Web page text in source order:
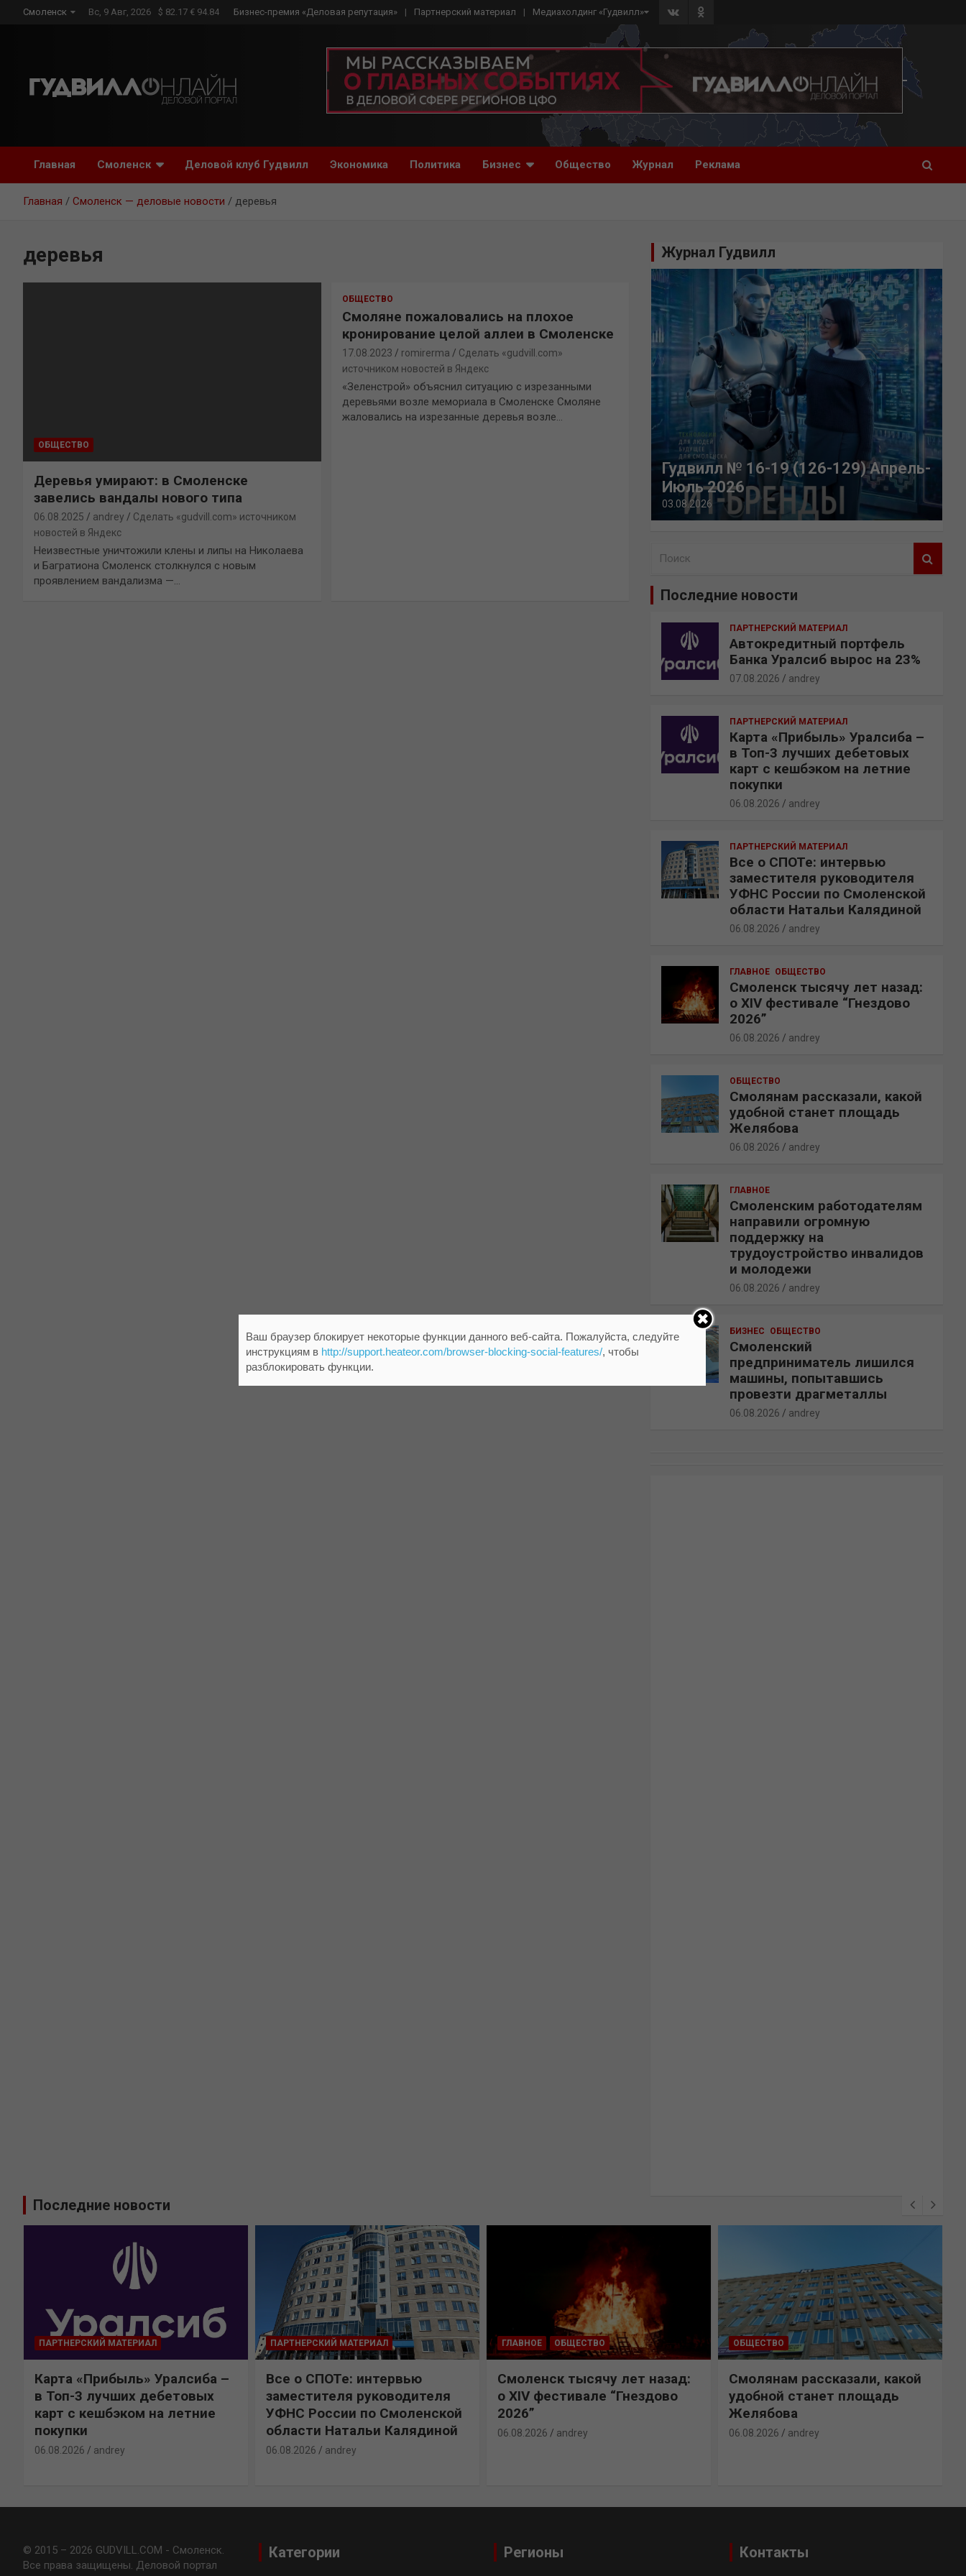
Смоленск Вс, 9 Авг, 2026 $ 82.17 € 94.84 Бизнес-премия «Деловая репутация» Партнерский материал Медиахолдинг «Гудвилл»
Главная Смоленск Деловой клуб Гудвилл Экономика Политика Бизнес Общество Журнал Реклама
Главная Смоленск — деловые новости деревья
деревья
ОБЩЕСТВО
Деревья умирают: в Смоленске
завелись вандалы нового типа
06.08.2025 andrey
Сделать «gudvill.com» источником
новостей в Яндекс
Неизвестные уничтожили клены и липы на Николаева
и Багратиона Смоленск столкнулся с новым
проявлением вандализма —…
ОБЩЕСТВО
Смоляне пожаловались на плохое
кронирование целой аллеи в Смоленске
17.08.2023 romirerma
Сделать «gudvill.com»
источником новостей в Яндекс
«Зеленстрой» объяснил ситуацию с изрезанными
деревьями возле мемориала в Смоленске Смоляне
жаловались на изрезанные деревья возле…
Журнал Гудвилл
Гудвилл № 16-19 (126-129) Апрель-
Июль 2026
03.08.2026
Последние новости
ПАРТНЕРСКИЙ МАТЕРИАЛ
Автокредитный портфель
Банка Уралсиб вырос на 23%
07.08.2026 andrey
ПАРТНЕРСКИЙ МАТЕРИАЛ
Карта «Прибыль» Уралсиба –
в Топ-3 лучших дебетовых
карт с кешбэком на летние
покупки
06.08.2026 andrey
ПАРТНЕРСКИЙ МАТЕРИАЛ
Все о СПОТе: интервью
заместителя руководителя
УФНС России по Смоленской
области Натальи Калядиной
06.08.2026 andrey
ГЛАВНОЕ ОБЩЕСТВО
Смоленск тысячу лет назад:
о XIV фестивале “Гнездово
2026”
06.08.2026 andrey
ОБЩЕСТВО
Смолянам рассказали, какой
удобной станет площадь
Желябова
06.08.2026 andrey
ГЛАВНОЕ
Смоленским работодателям
направили огромную
поддержку на
трудоустройство инвалидов
и молодежи
06.08.2026 andrey
БИЗНЕС ОБЩЕСТВО
Смоленский
предприниматель лишился
машины, попытавшись
провезти драгметаллы
06.08.2026 andrey
Последние новости
ПАРТНЕРСКИЙ МАТЕРИАЛ
Карта «Прибыль» Уралсиба –
в Топ-3 лучших дебетовых
карт с кешбэком на летние
покупки
06.08.2026 andrey
ПАРТНЕРСКИЙ МАТЕРИАЛ
Все о СПОТе: интервью
заместителя руководителя
УФНС России по Смоленской
области Натальи Калядиной
06.08.2026 andrey
ГЛАВНОЕ ОБЩЕСТВО
Смоленск тысячу лет назад:
о XIV фестивале “Гнездово
2026”
06.08.2026 andrey
ОБЩЕСТВО
Смолянам рассказали, какой
удобной станет площадь
Желябова
06.08.2026 andrey
© 2015 – 2026 GUDVILL.COM - Смоленск.
Все права защищены. Деловой портал
Категории Регионы Контакты
Ваш браузер блокирует некоторые функции данного веб-сайта. Пожалуйста, следуйте
инструкциям в http://support.heateor.com/browser-blocking-social-features/, чтобы
разблокировать функции.